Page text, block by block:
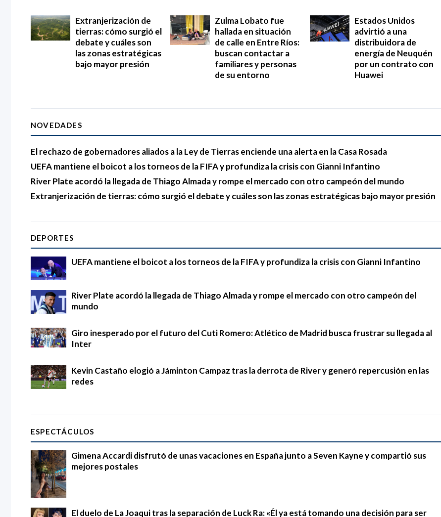
Extranjerización de
tierras: cómo surgió el
debate y cuáles son
las zonas estratégicas
bajo mayor presión
Zulma Lobato fue
hallada en situación
de calle en Entre Ríos:
buscan contactar a
familiares y personas
de su entorno
Estados Unidos
advirtió a una
distribuidora de
energía de Neuquén
por un contrato con
Huawei
NOVEDADES
El rechazo de gobernadores aliados a la Ley de Tierras enciende una alerta en la Casa Rosada
UEFA mantiene el boicot a los torneos de la FIFA y profundiza la crisis con Gianni Infantino
River Plate acordó la llegada de Thiago Almada y rompe el mercado con otro campeón del mundo
Extranjerización de tierras: cómo surgió el debate y cuáles son las zonas estratégicas bajo mayor presión
DEPORTES
UEFA mantiene el boicot a los torneos de la FIFA y profundiza la crisis con Gianni Infantino
River Plate acordó la llegada de Thiago Almada y rompe el mercado con otro campeón del
mundo
Giro inesperado por el futuro del Cuti Romero: Atlético de Madrid busca frustrar su llegada al
Inter
Kevin Castaño elogió a Jáminton Campaz tras la derrota de River y generó repercusión en las
redes
ESPECTÁCULOS
Gimena Accardi disfrutó de unas vacaciones en España junto a Seven Kayne y compartió sus
mejores postales
El duelo de La Joaqui tras la separación de Luck Ra: «Él ya está tomando una decisión para ser